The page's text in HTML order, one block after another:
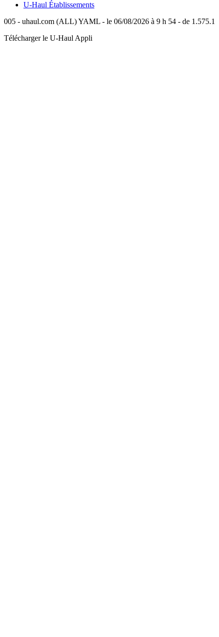
U-Haul Établissements
005 - uhaul.com (ALL) YAML - le 06/08/2026 à 9 h 54 - de 1.575.1
Télécharger le U-Haul Appli